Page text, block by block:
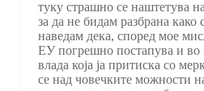
туку страшно се наштетува
за да не бидам разбрана како
наведам дека, според мое
ЕУ погрешно постапува и во
влада која ја притиска со
се над човечките можности